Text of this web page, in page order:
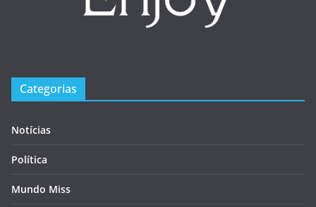
Categorias
Notícias
Política
Mundo Miss